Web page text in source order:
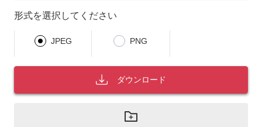
形式を選択してください
JPEG PNG
ダウンロード